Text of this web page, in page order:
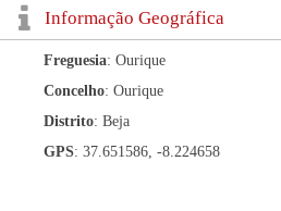
Informação Geográfica
Freguesia: Ourique
Concelho: Ourique
Distrito: Beja
GPS: 37.651586, -8.224658